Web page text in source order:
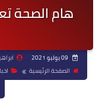
هام الصحة
الصفحة الرئيسية